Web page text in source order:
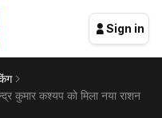
Sign in
कुमार कश्यप को मिला नया राशन